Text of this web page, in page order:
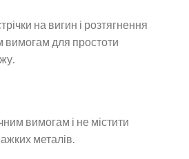
на вигин і розтягнення
вимогам для простоти
вимогам і не містити
металів.